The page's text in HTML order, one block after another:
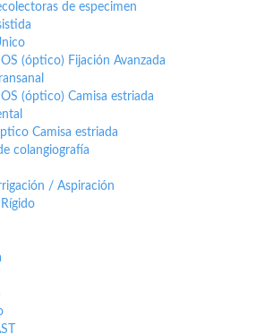
de especimen
(óptico) Fijación Avanzada
(óptico) Camisa estriada
Camisa estriada
colangiografía
/ Aspiración